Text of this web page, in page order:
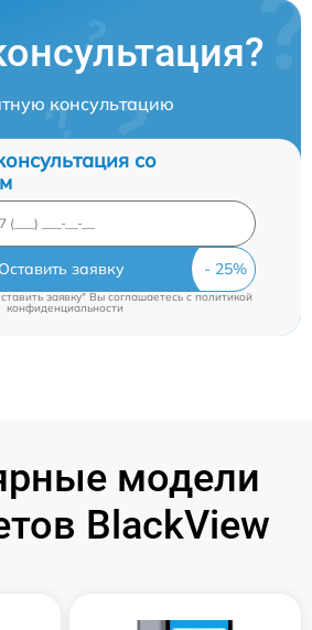
консультацию
со
Оставить заявку
заявку" Вы соглашаетесь cполитикой
конфиденциальности
модели
BlackView